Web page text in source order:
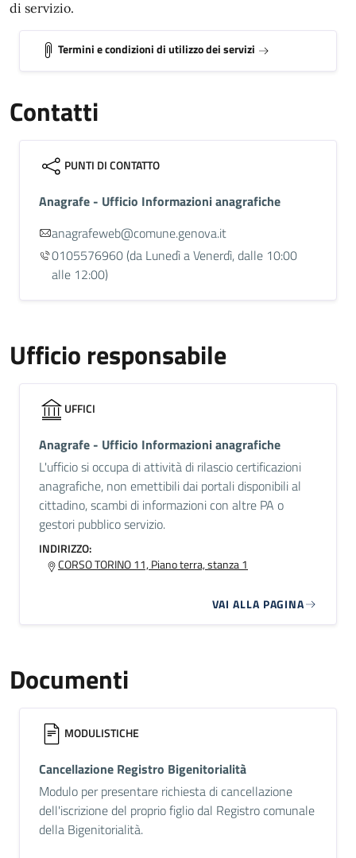
di servizio.
Termini e condizioni di utilizzo dei servizi
Contatti
PUNTI DI CONTATTO
Anagrafe - Ufficio Informazioni anagrafiche
anagrafeweb@comune.genova.it
0105576960 (da Lunedì a Venerdì, dalle 10:00
alle 12:00)
Ufficio responsabile
UFFICI
Anagrafe - Ufficio Informazioni anagrafiche
L'ufficio si occupa di attività di rilascio certificazioni
anagrafiche, non emettibili dai portali disponibili al
cittadino, scambi di informazioni con altre PA o
gestori pubblico servizio.
INDIRIZZO:
CORSO TORINO 11, Piano terra, stanza 1
VAI ALLA PAGINA
Documenti
MODULISTICHE
Cancellazione Registro Bigenitorialità
Modulo per presentare richiesta di cancellazione
dell'iscrizione del proprio figlio dal Registro comunale
della Bigenitorialità.